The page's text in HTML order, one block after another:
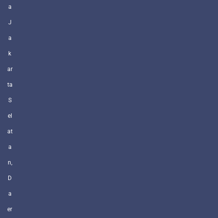
a
J
a
k
ar
ta
S
el
at
a
n,
D
a
er